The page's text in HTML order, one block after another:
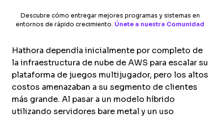
Descubre cómo entregar mejores programas y sistemas en
entornos de rápido crecimiento. Únete a nuestra Comunidad
Hathora dependía inicialmente por completo de
la infraestructura de nube de AWS para escalar su
plataforma de juegos multijugador, pero los altos
costos amenazaban a su segmento de clientes
más grande. Al pasar a un modelo híbrido
utilizando servidores bare metal y un uso